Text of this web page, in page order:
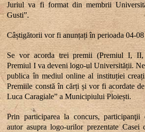
Juriul va fi format din membrii
Gusti”.
Câștigătorii vor fi anunțați în perioada 04-
Se vor acorda trei premii (Premiul I,
Premiul I va deveni logo-ul Universității.
publica în mediul online al instituției
Premiile constă în cărți și vor fi acordate
Luca Caragiale” a Municipiului Ploiești.
Prin participarea la concurs, participanţii
autor asupra logo-urilor prezentate